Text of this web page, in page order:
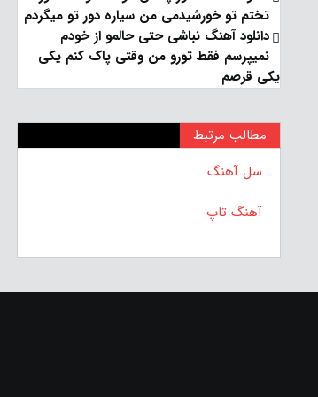
تختم تو خورشیدمی من سیاره دور تو میگردم
دانلود آهنگ نباشی حتی حالمو از خودم
نمیپرسم فقط تورو من وقتی پاک کنم یکی
یکی قرصم
مطالب مرتبط
سل آهنگ
آهنگ تاپ